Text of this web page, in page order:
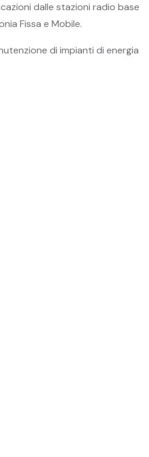
dalle stazioni radio base
Fissa e Mobile.
di impianti di energia